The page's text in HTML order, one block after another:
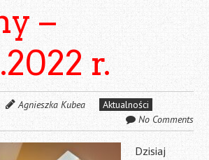
–
r.
Agnieszka Kubea
Aktualności
No Comments
Dzisiaj